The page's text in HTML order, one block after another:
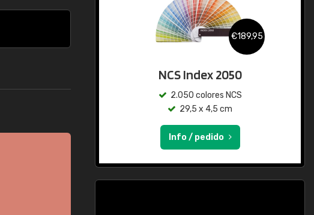
€189,95
NCS Index 2050
2.050 colores NCS
29,5 x 4,5 cm
Info / pedido